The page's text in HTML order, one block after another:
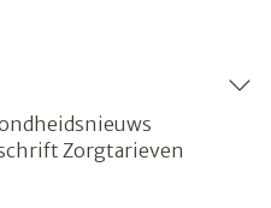
Zorgtarieven